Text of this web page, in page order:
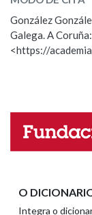
ESCOLLE
Propoño
Nome
González
Galega. A
<https://
O
Integra o